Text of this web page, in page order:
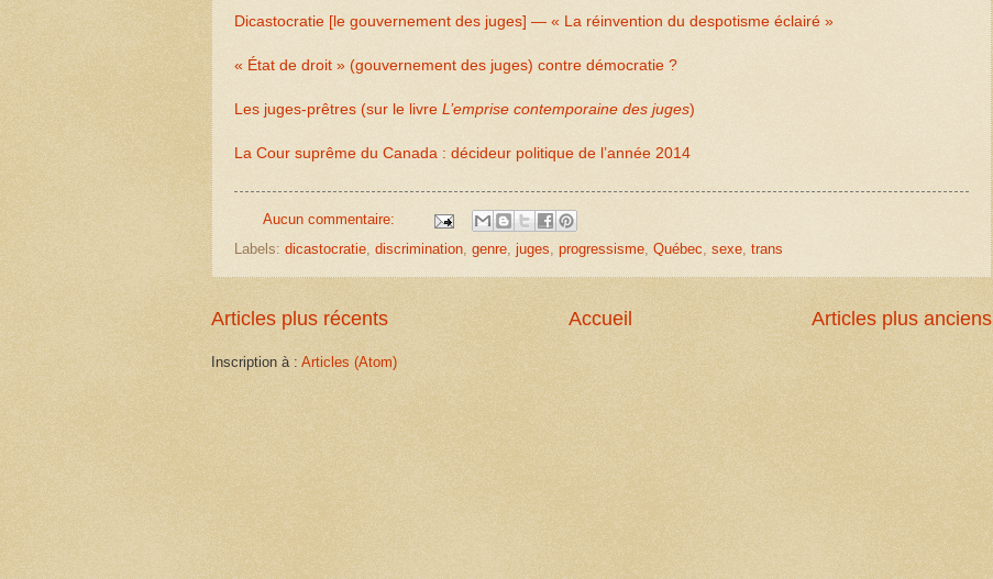
Dicastocratie [le gouvernement des juges] — « La réinvention du despotisme éclairé »
« État de droit » (gouvernement des juges) contre démocratie ?
Les juges-prêtres (sur le livre L’emprise contemporaine des juges)
La Cour suprême du Canada : décideur politique de l’année 2014
Aucun commentaire:
Labels: dicastocratie, discrimination, genre, juges, progressisme, Québec, sexe, trans
Articles plus récents Articles plus anciens
Accueil
Inscription à : Articles (Atom)